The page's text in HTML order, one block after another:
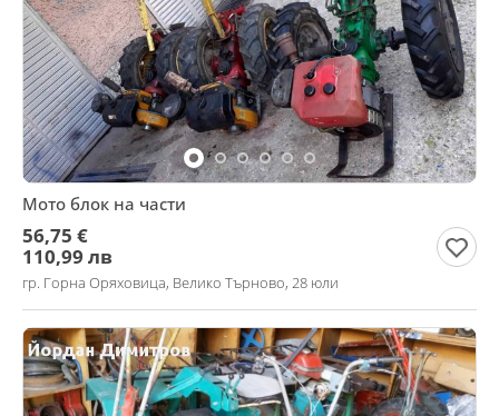
Мото блок на части
56,75 €
110,99 лв
гр. Горна Оряховица, Велико Търново, 28 юли